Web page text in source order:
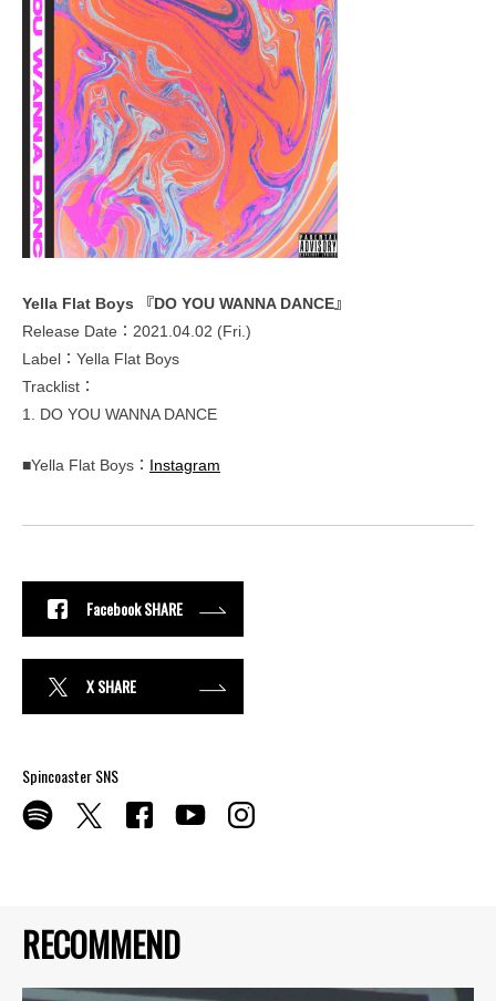
RECOMMEND
Yella Flat Boys 『DO YOU WANNA DANCE』
Release Date：2021.04.02 (Fri.)
Label：Yella Flat Boys
Tracklist：
1. DO YOU WANNA DANCE
■Yella Flat Boys： Instagram
Facebook SHARE
X SHARE
Spincoaster SNS